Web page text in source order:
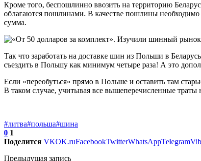
Кроме того, беспошлинно ввозить на территорию
облагаются пошлинами. В качестве пошлины
сумма.
Так что заработать на доставке шин из Польши в
съездить в Польшу как минимум четыре раза! А это
Если «переобуться» прямо в Польше и оставить там
В таком случае, учитывая все вышеперечисленные
#литва#польша#шина
0 1
Поделится VKOK.ruFacebookTwitterWhatsAppTelegram
Предыдущая запись